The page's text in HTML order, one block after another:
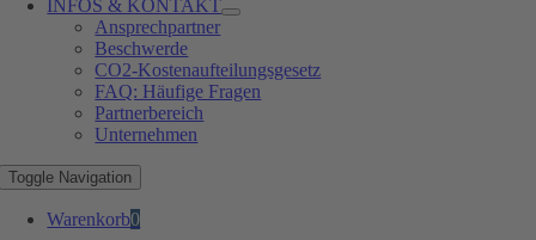
INFOS & KONTAKT
Ansprechpartner
Beschwerde
CO2-Kostenaufteilungsgesetz
FAQ: Häufige Fragen
Partnerbereich
Unternehmen
Toggle Navigation
Warenkorb0